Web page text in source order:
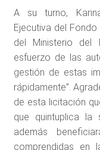
A su turno,
Ejecutiva del
del Ministerio del
esfuerzo de las
gestión de estas
rápidamente”.
de esta licitación
que quintuplica la
además
comprendidas en